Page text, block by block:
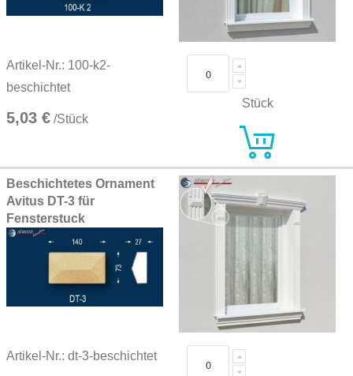
Artikel-Nr.: 100-k2-
beschichtet
5,03 € /Stück
Stück
Beschichtetes Ornament
Avitus DT-3 für
Fensterstuck
Artikel-Nr.: dt-3-beschichtet